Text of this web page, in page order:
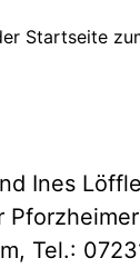
Startseite
Ines
Tel.: